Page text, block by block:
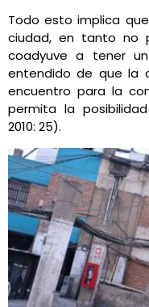
Todo esto implica
ciudad, en tanto no
coadyuve a tener
entendido de que la
encuentro para la
permita la
2010: 25).